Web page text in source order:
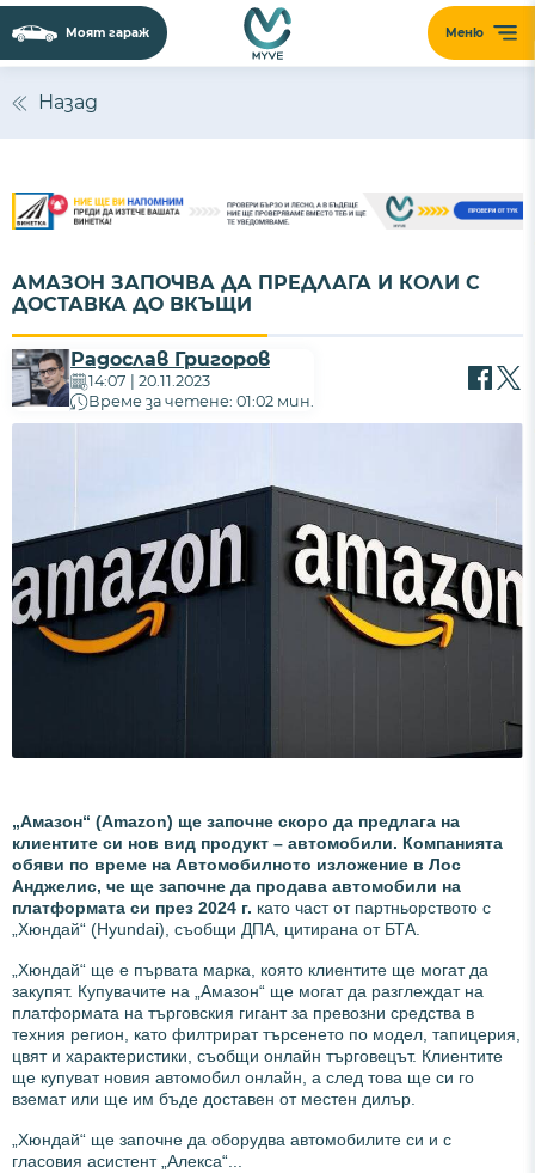
Меню
Моят гараж
Назад
АМАЗОН ЗАПОЧВА ДА ПРЕДЛАГА И КОЛИ С
ДОСТАВКА ДО ВКЪЩИ
Радослав Григоров
14:07 | 20.11.2023
Време за четене: 01:02 мин.
„Амазон“ (Amazon) ще започне скоро да предлага на
клиентите си нов вид продукт – автомобили. Компанията
обяви по време на Автомобилното изложение в Лос
Анджелис, че ще започне да продава автомобили на
платформата си през 2024 г. като част от партньорството с
„Хюндай“ (Hyundai), съобщи ДПА, цитирана от БТА.
„Хюндай“ ще е първата марка, която клиентите ще могат да
закупят. Купувачите на „Амазон“ ще могат да разглеждат на
платформата на търговския гигант за превозни средства в
техния регион, като филтрират търсенето по модел, тапицерия,
цвят и характеристики, съобщи онлайн търговецът. Клиентите
ще купуват новия автомобил онлайн, а след това ще си го
вземат или ще им бъде доставен от местен дилър.
„Хюндай“ ще започне да оборудва автомобилите си и с
гласовия асистент „Алекса“...